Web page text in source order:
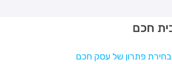
חכם
פתרון של עסק חכם